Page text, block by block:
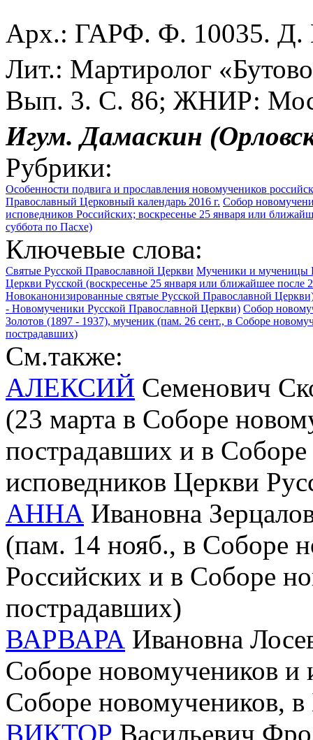
Арх.: ГАРФ. Ф. 10035. Д.
Лит.: Мартиролог
Вып. 3. С. 86; ЖНИР:
Игум. Дамаскин
Рубрики:
Особенности подвига и прославления новомучеников
Православный Церковный календарь 2016 г. Собор
исповедников Российских; воскресенье 25 января или
суббота по Пасхе)
Ключевые слова:
Святые Русской Православной Церкви Мученики и мученицы
Церкви Русской (воскресенье 25 января или ближайшее после
Новоканонизированные святые Русской Православной
- Новомученики Русской Православной Церкви) Собор
Золотов (1897 - 1937), мученик (пам. 26 сент., в Соборе
пострадавших)
См.также:
АЛЕКСИЙ Семенович
(23 марта в Соборе
пострадавших и в
исповедников Церкви
АННА Ивановна
(пам. 14 нояб., в Соборе
Российских и в Соборе
пострадавших)
ВАРВАРА Ивановна
Соборе новомучеников и
Соборе новомучеников,
ВИКТОР Васильевич